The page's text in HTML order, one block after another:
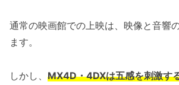
通常の映画館での上映は、映像と音響
ます。
しかし、 MX4D・4DXは五感を刺激す